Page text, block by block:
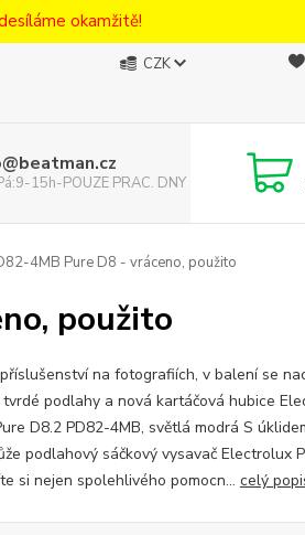
okamžitě!
CZK
15h-POUZE PRAC. DNY
4MB Pure D8 - vráceno, použito
použito
na fotografiích, v balení se
podlahy a nová kartáčová hubice
D8.2 PD82-4MB, světlá modrá S
podlahový sáčkový vysavač Electrolux
si nejen spolehlivého pomocn... celý